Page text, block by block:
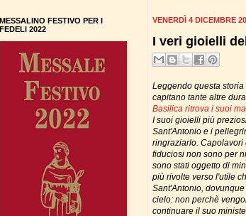
VENERDÌ 4 DICEMBRE
I veri gioielli
Leggendo questa
capitano tante altre
Basilica ritrova i suoi
I suoi gioielli più
Sant'Antonio e i
ringraziarlo. Capolavori
fiduciosi non sono per
sono stati oggetto di
più rivolte verso l'utile
Sant'Antonio,
cielo: non perchè
continuare il suo
MESSALINO FESTIVO PER I
FEDELI 2022